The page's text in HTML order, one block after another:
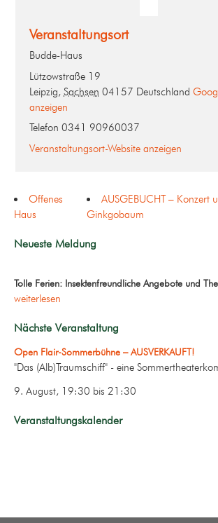
Veranstaltungsort
Budde-Haus
Lützowstraße 19
Leipzig, Sachsen 04157 Deutschland
anzeigen
Telefon 0341 90960037
Veranstaltungsort-Website anzeigen
Offenes
Haus
AUSGEBUCHT – Konzert
Ginkgobaum
Neueste Meldung
Tolle Ferien: Insektenfreundliche Angebote und
weiterlesen
Nächste Veranstaltung
Open Flair-Sommerbühne – AUSVERKAUFT!
"Das (Alb)Traumschiff" - eine
9. August, 19:30 bis 21:30
Veranstaltungskalender